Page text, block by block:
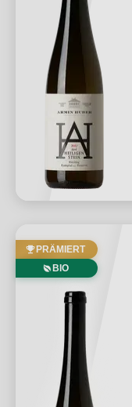
PRÄMIERT
BIO